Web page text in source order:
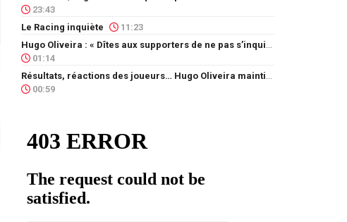
23:43
Le Racing inquiète
11:23
01:14
00:59